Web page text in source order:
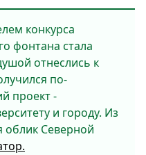
конкурса
фонтана стала
отнеслись к
по-
проект -
и городу. Из
облик Северной